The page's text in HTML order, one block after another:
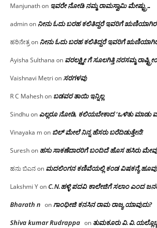
Manjunathon ಇವರೇ‌ ನೋಡಿ‌ ನಮ್ಮ‌ ರಾಮಸ್ವಾಮಿ ಮೇಷ್ಟ್ರು…
adminon ನೀನು ಓದು ಬರಹ ಕಲಿತಿದ್ದರೆ ಇವರಿಗೆ
ಹರಿನೇತ್ರon ನೀನು ಓದು ಬರಹ ಕಲಿತಿದ್ದರೆ ಇವರಿಗೆ
Ayisha Sulthana on ವರಲಕ್ಷ್ಮೀ ಗೆ ಸೂಲಗಿತ್ತಿ ನರಸಮ್ಮ‌
Vaishnavi Metri onಸರಗಳವು
R C Maheshon ಬಡವರ ತಾಯಿ ಇನ್ನಿಲ್ಲ
Sindhuon ಎಲ್ಲರೂ ನೋಡಿ, ಕಲಿಯಬೇಕಾದ ‘ಒಳಿತು ಮಾಡು
Vinayaka mon ಬಿಲ್ ಮೇಲೆ ನಿನ್ನ ಹೆಸರು ಬರೆದಿಡುತ್ತೇನೆ!
Sureshon ಹಸು ಸಾಕಣೆದಾರರಿಗೆ ಬಂದಿದೆ ಹೊಸ ಹಸಿರು
ಹನು ಬಿಎನon ಮದಲಿಂಗನ ಕಣಿವೆಯಲ್ಲಿ ಕಂಡ ವಿಷಕನ್ಯೆ ಹೂವು
Lakshmi YonC.N.ಹಳ್ಳಿ ಪದವಿ ಕಾಲೇಜಿಗೆ ಸಲಾಂ‌ ಎಂದ
Bharath n onಗಾಂಧೀಜಿ ಕನಸಿನ ರಾಮ ರಾಜ್ಯ ಯಾವುದು?
Shiva kumar Rudrappa on ತುಮಕೂರು‌